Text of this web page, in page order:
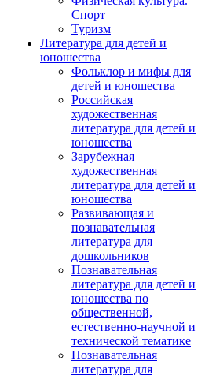
Спорт
Туризм
Литература для детей и
юношества
Фольклор и мифы для
детей и юношества
Российская
художественная
литература для детей и
юношества
Зарубежная
художественная
литература для детей и
юношества
Развивающая и
познавательная
литература для
дошкольников
Познавательная
литература для детей и
юношества по
общественной,
естественно-научной и
технической тематике
Познавательная
литература для